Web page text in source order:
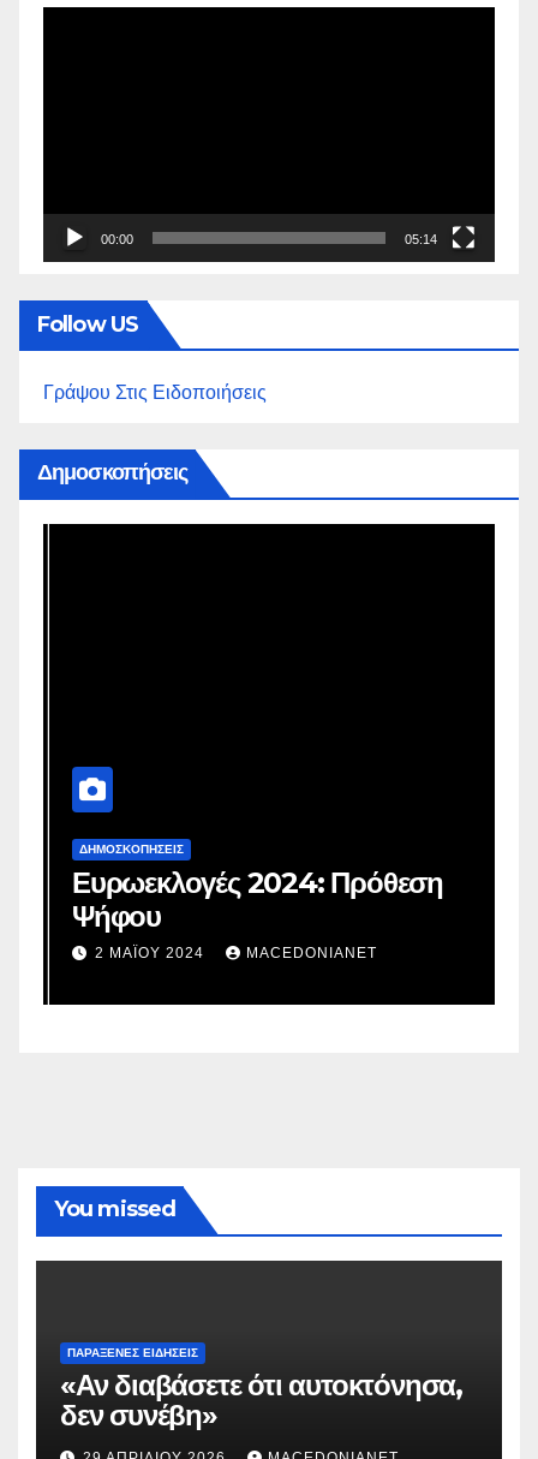
00:00 05:14
Follow US
Γράψου Στις Ειδοποιήσεις
Δημοσκοπήσεις
ΔΗΜΟΣΚΟΠΉΣΕΙΣ
Ευρωεκλογές 2024: Πρόθεση
Ψήφου
2 ΜΑΪ́ΟΥ 2024 MACEDONIANET
You missed
ΠΑΡΆΞΕΝΕΣ ΕΙΔΉΣΕΙΣ
«Αν διαβάσετε ότι αυτοκτόνησα,
δεν συνέβη»